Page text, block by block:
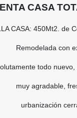
CASA
CASA: 450Mt2. de
Remodelada con
todo
muy agradable,
urbanización